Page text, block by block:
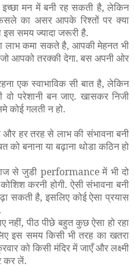
इच्छा मन में बनी रह सकती है, लेकिन
का असर आपके रिश्तों पर क्या
इस समय ज्यादा जरूरी है.
लाभ कमा सकते है, आपकी मेहनत भी
आपको तरक्की देगा. बस अपनी ओर
एक स्वाभाविक सी बात है, लेकिन
परेशानी बन जाए. खासकर निजी
कोई गलती न हो.
और हर तरह से लाभ की संभावना बनी
बनाना या बढ़ाना थोडा कठिन हो
से जुडी performance में भी दो
करनी होगी. ऐसी संभावना बनी
है, इसलिए कोई ऐसा प्रयास
पीठ पीछे बहुत कुछ ऐसा हो रहा
इस समय किसी भी तरह का खतरा
को किसी मंदिर में जाएँ और लक्ष्मी
कर लें.